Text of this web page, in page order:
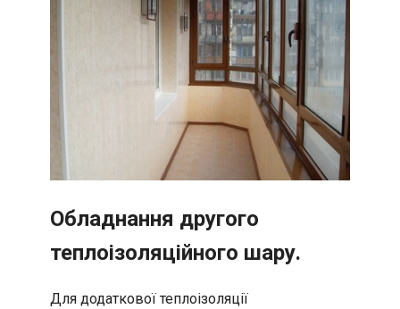
Обладнання другого
теплоізоляційного шару.
Для додаткової теплоізоляції